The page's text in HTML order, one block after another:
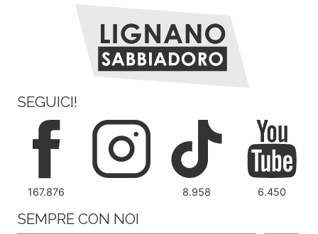
SEGUICI!
167.876 8.958 6.450
SEMPRE CON NOI